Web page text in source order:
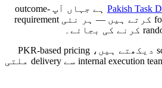
Pakish Task
curated service catalog ہے جہاں آپ outcome-
focused technical tasks order کرتے ہیں — ہر نئی requirement
آپ task چنتے ہیں، scope دیکھتے ہیں، PKR-based pricing
check کرتے ہیں، اور internal execution team سے delivery ملتی